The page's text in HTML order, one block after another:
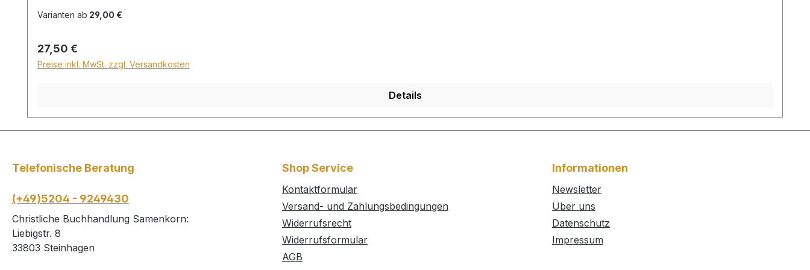
Varianten ab 29,00 €
Regulärer Preis:
27,50 €
Preise inkl. MwSt. zzgl. Versandkosten
Details
Telefonische Beratung
(+49)5204 - 9249430
Christliche Buchhandlung Samenkorn:
Liebigstr. 8
33803 Steinhagen
Shop Service
Kontaktformular
Versand- und Zahlungsbedingungen
Widerrufsrecht
Widerrufsformular
AGB
Informationen
Newsletter
Über uns
Datenschutz
Impressum